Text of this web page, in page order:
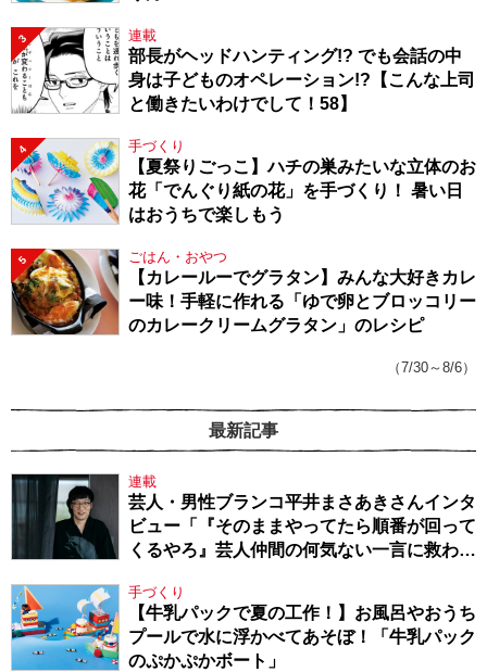
3 連載
部長がヘッドハンティング!? でも会話の中
身は子どものオペレーション!?【こんな上司
と働きたいわけでして！58】
4 手づくり
【夏祭りごっこ】ハチの巣みたいな立体のお
花「でんぐり紙の花」を手づくり！ 暑い日
はおうちで楽しもう
5 ごはん・おやつ
【カレールーでグラタン】みんな大好きカレ
ー味！手軽に作れる「ゆで卵とブロッコリー
のカレークリームグラタン」のレシピ
（7/30～8/6）
最新記事
連載
芸人・男性ブランコ平井まさあきさんインタ
ビュー「『そのままやってたら順番が回って
くるやろ』芸人仲間の何気ない一言に救われ
手づくり
【牛乳パックで夏の工作！】お風呂やおうち
プールで水に浮かべてあそぼ！「牛乳パック
のぷかぷかボート」